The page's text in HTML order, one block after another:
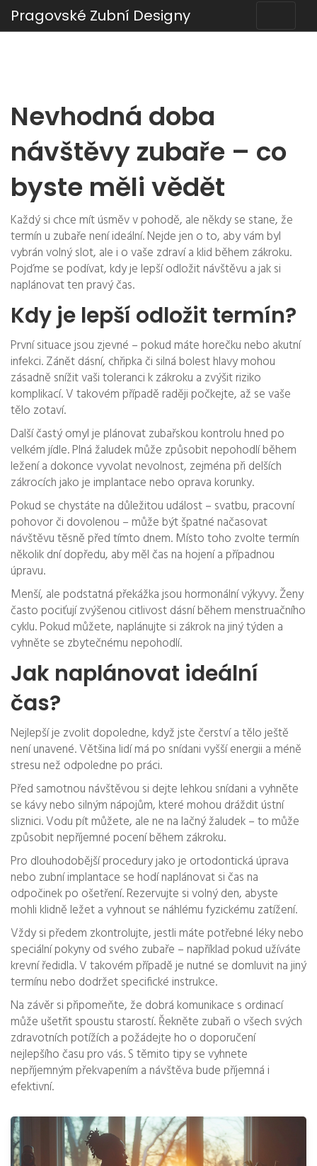
Pragovské Zubní Designy
Nevhodná doba
návštěvy zubaře – co
byste měli vědět
Každý si chce mít úsměv v pohodě, ale někdy se stane, že
termín u zubaře není ideální. Nejde jen o to, aby vám byl
vybrán volný slot, ale i o vaše zdraví a klid během zákroku.
Pojďme se podívat, kdy je lepší odložit návštěvu a jak si
naplánovat ten pravý čas.
Kdy je lepší odložit termín?
První situace jsou zjevné – pokud máte horečku nebo akutní
infekci. Zánět dásní, chřipka či silná bolest hlavy mohou
zásadně snížit vaši toleranci k zákroku a zvýšit riziko
komplikací. V takovém případě raději počkejte, až se vaše
tělo zotaví.
Další častý omyl je plánovat zubařskou kontrolu hned po
velkém jídle. Plná žaludek může způsobit nepohodlí během
ležení a dokonce vyvolat nevolnost, zejména při delších
zákrocích jako je implantace nebo oprava korunky.
Pokud se chystáte na důležitou událost – svatbu, pracovní
pohovor či dovolenou – může být špatné načasovat
návštěvu těsně před tímto dnem. Místo toho zvolte termín
několik dní dopředu, aby měl čas na hojení a případnou
úpravu.
Menší, ale podstatná překážka jsou hormonální výkyvy. Ženy
často pociťují zvýšenou citlivost dásní během menstruačního
cyklu. Pokud můžete, naplánujte si zákrok na jiný týden a
vyhněte se zbytečnému nepohodlí.
Jak naplánovat ideální
čas?
Nejlepší je zvolit dopoledne, když jste čerství a tělo ještě
není unavené. Většina lidí má po snídani vyšší energii a méně
stresu než odpoledne po práci.
Před samotnou návštěvou si dejte lehkou snídani a vyhněte
se kávy nebo silným nápojům, které mohou dráždit ústní
sliznici. Vodu pít můžete, ale ne na lačný žaludek – to může
způsobit nepříjemné pocení během zákroku.
Pro dlouhodobější procedury jako je ortodontická úprava
nebo zubní implantace se hodí naplánovat si čas na
odpočinek po ošetření. Rezervujte si volný den, abyste
mohli klidně ležet a vyhnout se náhlému fyzickému zatížení.
Vždy si předem zkontrolujte, jestli máte potřebné léky nebo
speciální pokyny od svého zubaře – například pokud užíváte
krevní ředidla. V takovém případě je nutné se domluvit na jiný
termínu nebo dodržet specifické instrukce.
Na závěr si připomeňte, že dobrá komunikace s ordinací
může ušetřit spoustu starostí. Řekněte zubaři o všech svých
zdravotních potížích a požádejte ho o doporučení
nejlepšího času pro vás. S těmito tipy se vyhnete
nepříjemným překvapením a návštěva bude příjemná i
efektivní.